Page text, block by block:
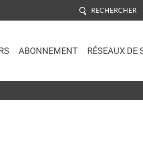
RECHERCHER
ABONNEMENT RÉSEAUX DE